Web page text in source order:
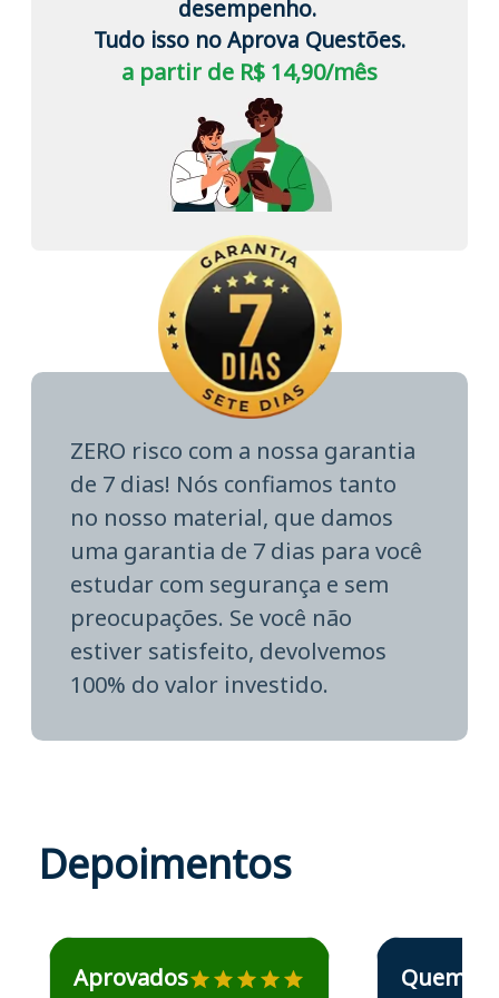
desempenho.
Tudo isso no Aprova Questões.
a partir de R$ 14,90/mês
ZERO risco com a nossa garantia
de 7 dias! Nós confiamos tanto
no nosso material, que damos
uma garantia de 7 dias para você
estudar com segurança e sem
preocupações. Se você não
estiver satisfeito, devolvemos
100% do valor investido.
Depoimentos
Estudante José recomenda o Aprova Concursos em
Aprovados
Estudante Elais
Quem